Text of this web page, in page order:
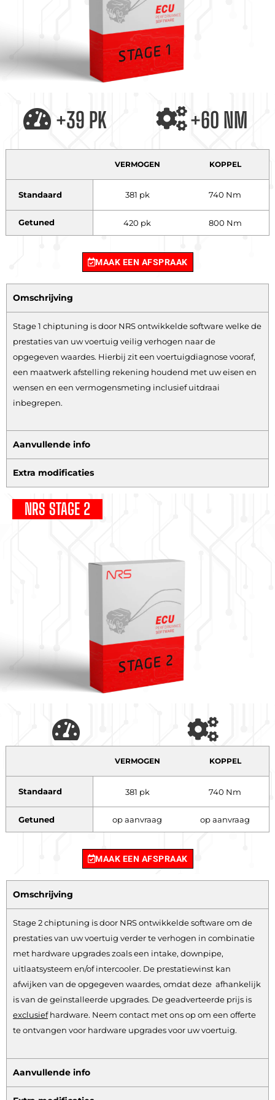
+39 PK +60 NM
VERMOGEN KOPPEL
Standaard 381 pk 740 Nm
Getuned 420 pk 800 Nm
MAAK EEN AFSPRAAK
Omschrijving
Stage 1 chiptuning is door NRS ontwikkelde software welke de
prestaties van uw voertuig veilig verhogen naar de
opgegeven waardes. Hierbij zit een voertuigdiagnose vooraf,
een maatwerk afstelling rekening houdend met uw eisen en
wensen en een vermogensmeting inclusief uitdraai
inbegrepen.
Aanvullende info
Extra modificaties
NRS STAGE 2
VERMOGEN KOPPEL
Standaard 381 pk 740 Nm
Getuned op aanvraag op aanvraag
MAAK EEN AFSPRAAK
Omschrijving
Stage 2 chiptuning is door NRS ontwikkelde software om de
prestaties van uw voertuig verder te verhogen in combinatie
met hardware upgrades zoals een intake, downpipe,
uitlaatsysteem en/of intercooler. De prestatiewinst kan
afwijken van de opgegeven waardes, omdat deze afhankelijk
is van de geïnstalleerde upgrades. De geadverteerde prijs is
exclusiefhardware. Neem contact met ons op om een offerte
te ontvangen voor hardware upgrades voor uw voertuig.
Aanvullende info